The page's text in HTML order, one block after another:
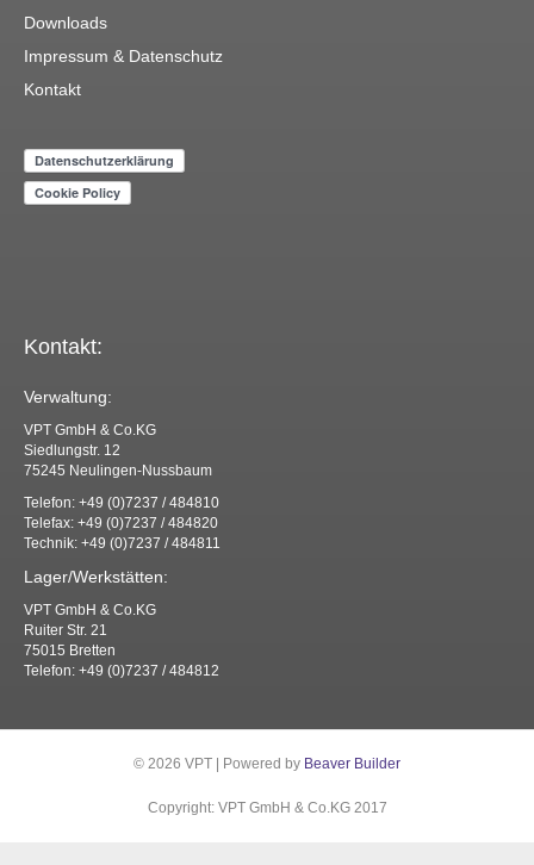
Downloads
Impressum & Datenschutz
Kontakt
Kontakt:
Verwaltung:
VPT GmbH & Co.KG
Siedlungstr. 12
75245 Neulingen-Nussbaum
Telefon: +49 (0)7237 / 484810
Telefax: +49 (0)7237 / 484820
Technik: +49 (0)7237 / 484811
Lager/Werkstätten:
VPT GmbH & Co.KG
Ruiter Str. 21
75015 Bretten
Telefon: +49 (0)7237 / 484812
© 2026 VPT Powered by Beaver Builder
Copyright: VPT GmbH & Co.KG 2017